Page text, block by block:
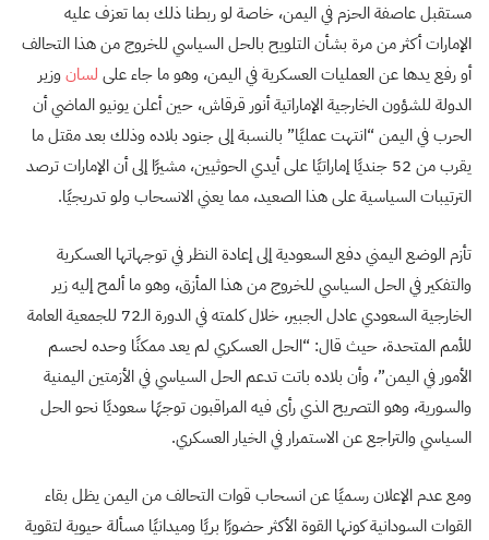
مستقبل عاصفة الحزم في اليمن، خاصة لو ربطنا ذلك بما تعزف عليه
الإمارات أكثر من مرة بشأن التلويح بالحل السياسي للخروج من هذا التحالف
أو رفع يدها عن العمليات العسكرية في اليمن، وهو ما جاء على لسانوزير
الدولة للشؤون الخارجية الإماراتية أنور قرقاش، حين أعلن يونيو الماضي أن
الحرب في اليمن “انتهت عمليًا” بالنسبة إلى جنود بلاده وذلك بعد مقتل ما
يقرب من 52 جنديًا إماراتيًا على أيدي الحوثيين، مشيرًا إلى أن الإمارات ترصد
الترتيبات السياسية على هذا الصعيد، مما يعني الانسحاب ولو تدريجيًا.
تأزم الوضع اليمني دفع السعودية إلى إعادة النظر في توجهاتها العسكرية
والتفكير في الحل السياسي للخروج من هذا المأزق، وهو ما ألمح إليه زير
الخارجية السعودي عادل الجبير، خلال كلمته في الدورة الـ72 للجمعية العامة
للأمم المتحدة، حيث قال: “الحل العسكري لم يعد ممكنًا وحده لحسم
الأمور في اليمن”، وأن بلاده باتت تدعم الحل السياسي في الأزمتين اليمنية
والسورية، وهو التصريح الذي رأى فيه المراقبون توجهًا سعوديًا نحو الحل
السياسي والتراجع عن الاستمرار في الخيار العسكري.
ومع عدم الإعلان رسميًا عن انسحاب قوات التحالف من اليمن يظل بقاء
القوات السودانية كونها القوة الأكثر حضورًا بريًا وميدانيًا مسألة حيوية لتقوية